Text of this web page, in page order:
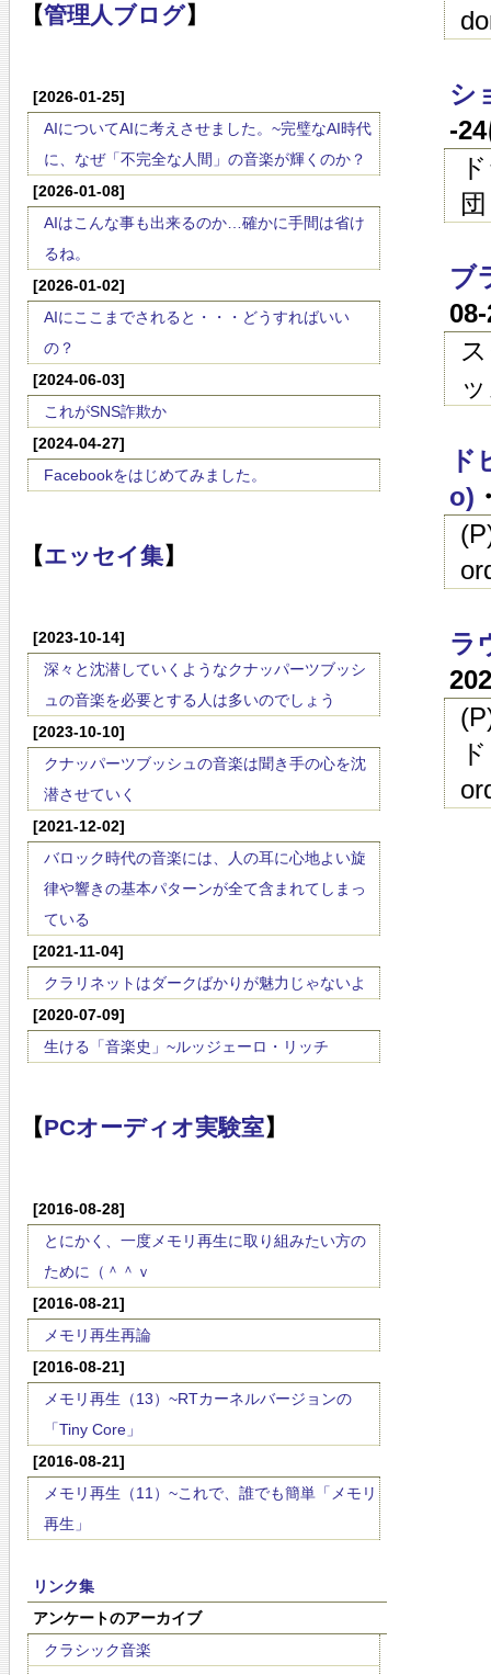
【管理人ブログ】
[2026-01-25]
AIについてAIに考えさせました。~完璧なAI時代
に、なぜ「不完全な人間」の音楽が輝くのか？
[2026-01-08]
AIはこんな事も出来るのか…確かに手間は省け
るね。
[2026-01-02]
AIにここまでされると・・・どうすればいい
の？
[2024-06-03]
これがSNS詐欺か
[2024-04-27]
Facebookをはじめてみました。
【エッセイ集】
[2023-10-14]
深々と沈潜していくようなクナッパーツブッシ
ュの音楽を必要とする人は多いのでしょう
[2023-10-10]
クナッパーツブッシュの音楽は聞き手の心を沈
潜させていく
[2021-12-02]
バロック時代の音楽には、人の耳に心地よい旋
律や響きの基本パターンが全て含まれてしまっ
ている
[2021-11-04]
クラリネットはダークばかりが魅力じゃないよ
[2020-07-09]
生ける「音楽史」~ルッジェーロ・リッチ
【PCオーディオ実験室】
[2016-08-28]
とにかく、一度メモリ再生に取り組みたい方の
ために（＾＾ｖ
[2016-08-21]
メモリ再生再論
[2016-08-21]
メモリ再生（13）~RTカーネルバージョンの
「Tiny Core」
[2016-08-21]
メモリ再生（11）~これで、誰でも簡単「メモリ
再生」
リンク集
アンケートのアーカイブ
クラシック音楽
シ
-
ブ
o)
ラ